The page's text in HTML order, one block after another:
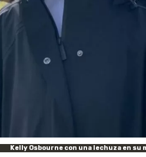
Kelly Osbourne con una lechuza en su